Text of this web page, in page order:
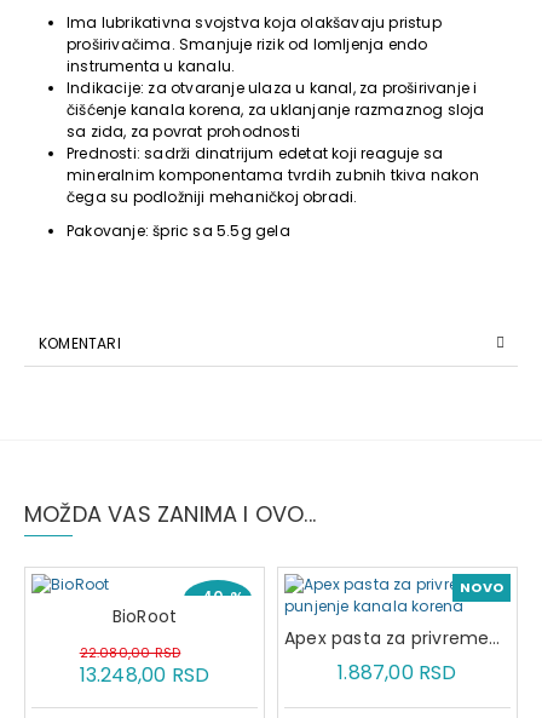
Ima lubrikativna svojstva koja olakšavaju pristup
proširivačima. Smanjuje rizik od lomljenja endo
instrumenta u kanalu.
Indikacije: za otvaranje ulaza u kanal, za proširivanje i
čišćenje kanala korena, za uklanjanje razmaznog sloja
sa zida, za povrat prohodnosti
Prednosti: sadrži dinatrijum edetat koji reaguje sa
mineralnim komponentama tvrdih zubnih tkiva nakon
čega su podložniji mehaničkoj obradi.
Pakovanje: špric sa 5.5g gela
KOMENTARI
MOŽDA VAS ZANIMA I OVO...
-40 %
BioRoot
13.248,00 RSD
22.080,00 RSD
NOVO
Apex pasta za privremeno punjenje kanala korena
1.887,00 RSD